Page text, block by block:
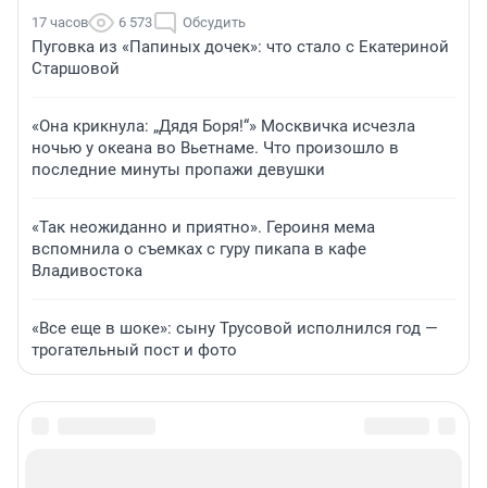
17 часов 6 573 Обсудить
Пуговка из «Папиных дочек»: что стало с Екатериной
Старшовой
«Она крикнула: „Дядя Боря!“» Москвичка исчезла
ночью у океана во Вьетнаме. Что произошло в
последние минуты пропажи девушки
«Так неожиданно и приятно». Героиня мема
вспомнила о съемках с гуру пикапа в кафе
Владивостока
«Все еще в шоке»: сыну Трусовой исполнился год —
трогательный пост и фото